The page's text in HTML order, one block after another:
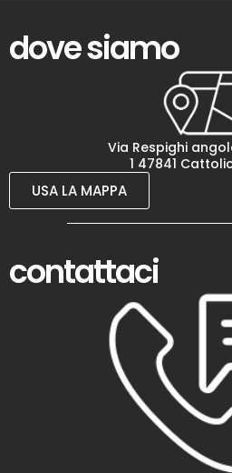
dove siamo
Via Respighi
1 47841
USA LA MAPPA
contattaci